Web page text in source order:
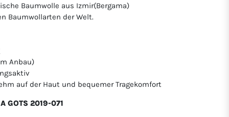
Baumwolle aus Izmir(Bergama)
Baumwollarten der Welt.
Anbau)
auf der Haut und bequemer Tragekomfort
GOTS 2019-071